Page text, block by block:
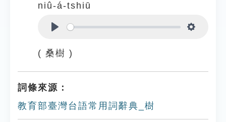
niû-á-tshiū
( 桑樹 )
詞條來源：
教育部臺灣台語常用詞辭典_樹